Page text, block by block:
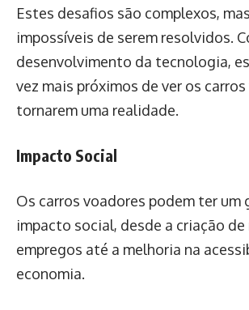
Estes desafios são complexos,
impossíveis de serem resolvidos.
desenvolvimento da tecnologia,
vez mais próximos de ver os
tornarem uma realidade.
Impacto Social
Os carros voadores podem ter um
impacto social, desde a criação de
empregos até a melhoria na
economia.